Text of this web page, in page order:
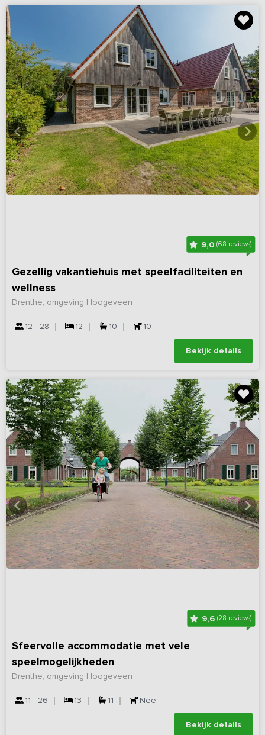
9,0 (68 reviews)
Gezellig vakantiehuis met speelfaciliteiten en
wellness
Drenthe, omgeving Hoogeveen
12 - 28 12 10 10
Bekijk details
9,6 (28 reviews)
Sfeervolle accommodatie met vele
speelmogelijkheden
Drenthe, omgeving Hoogeveen
11 - 26 13 11 Nee
Bekijk details